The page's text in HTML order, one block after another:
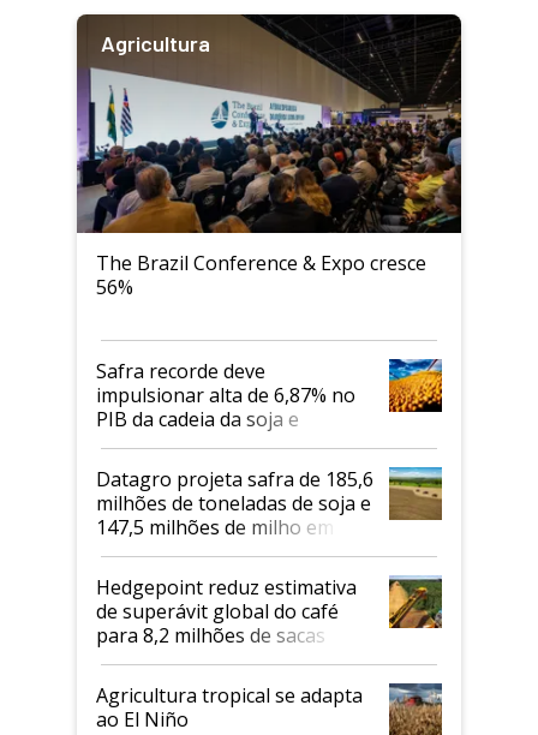
Agricultura
The Brazil Conference & Expo cresce
56%
Safra recorde deve
impulsionar alta de 6,87% no
PIB da cadeia da soja e
biodiesel em 2026
Datagro projeta safra de 185,6
milhões de toneladas de soja e
147,5 milhões de milho em
2026/27
Hedgepoint reduz estimativa
de superávit global do café
para 8,2 milhões de sacas
Agricultura tropical se adapta
ao El Niño